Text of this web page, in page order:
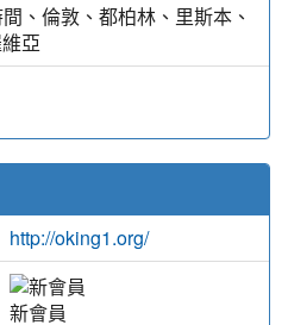
、倫敦、都柏林、里斯本、
亞
http://oking1.org/
新會員